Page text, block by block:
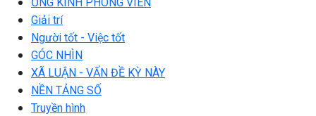
Giải trí
Người tốt - Việc tốt
GÓC NHÌN
XÃ LUẬN - VẤN ĐỀ KỲ NÀY
NỀN TẢNG SỐ
Truyền hình